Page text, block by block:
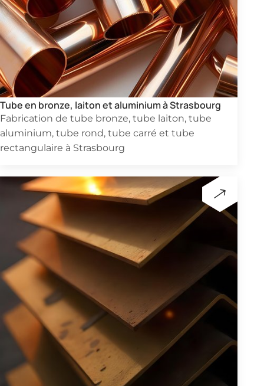
Tube en bronze, laiton et aluminium à Strasbourg
Fabrication de tube bronze, tube laiton, tube
aluminium, tube rond, tube carré et tube
rectangulaire à Strasbourg